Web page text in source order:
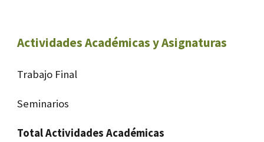
Actividades Académicas y Asignaturas
Trabajo Final
Seminarios
Total Actividades Académicas